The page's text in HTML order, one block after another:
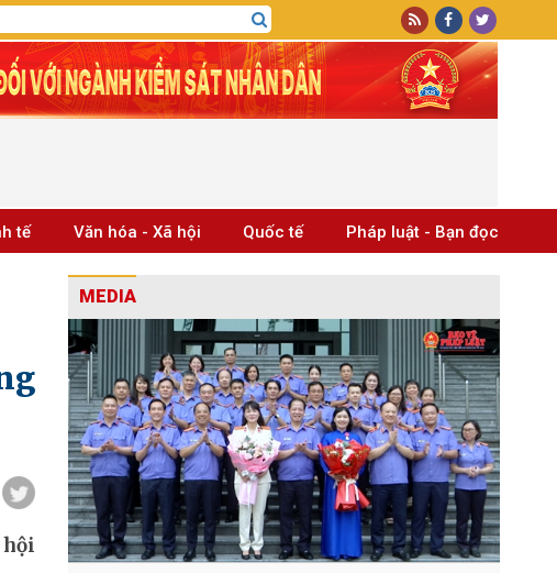
tế Văn hóa - Xã hội Quốc tế Pháp luật - Bạn đọc
MEDIA